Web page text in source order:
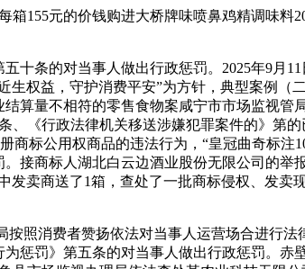
155元的价钱购进大桥牌味喷鼻鸡精调味料
条的对当事人做出行政惩罚。2025年9月
生权益，守护消费平安”为方针，典型案例
算量不相符的零售食物案咸宁市市场监视管
《行政法律机关移送涉嫌犯罪案件的》第
标公用权商品的违法行为，“皇冠曲奇标注
接商标人湖北白云边酒业股份无限公司的举
卖商送了1箱，查处了一批商标侵权、发
消费者赞扬依法对当事人运营场合进行法
惩罚》第五条的对当事人做出行政惩罚。